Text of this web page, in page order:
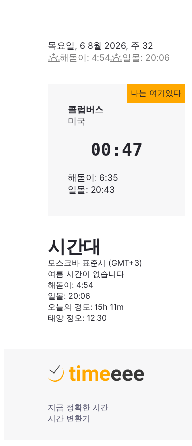
목요일, 6 8월 2026, 주 32
해돋이: 4:54 일몰: 20:06
나는 여기있다
콜럼버스
미국
00:47
해돋이: 6:35
일몰: 20:43
시간대
모스크바 표준시 (GMT+3)
여름 시간이 없습니다
해돋이: 4:54
일몰: 20:06
오늘의 경도: 15h 11m
태양 정오: 12:30
지금 정확한 시간
시간 변환기